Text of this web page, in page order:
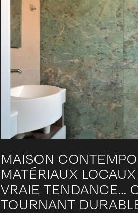
MAISON
MATÉRIAUX
VRAIE TENDANCE…
TOURNANT